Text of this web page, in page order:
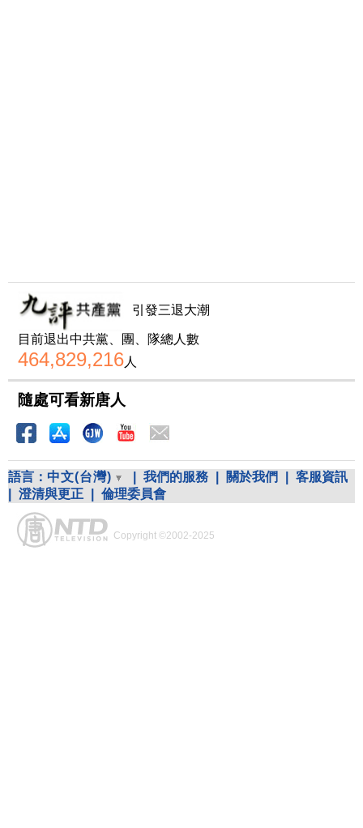
引發三退大潮
目前退出中共黨、團、隊總人數
464,829,216人
隨處可看新唐人
語言： 中文(台灣) 我們的服務 關於我們
客服資訊
澄清與更正 倫理委員會
Copyright ©2002-2025